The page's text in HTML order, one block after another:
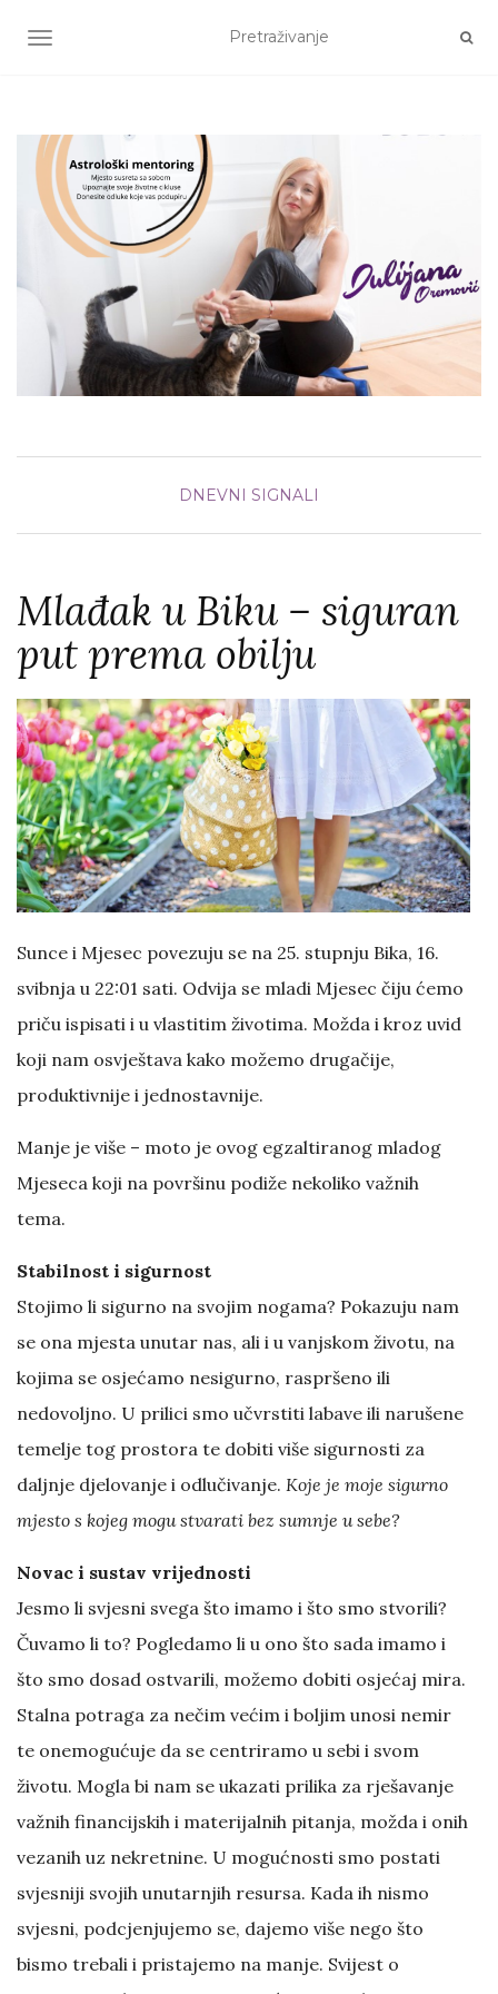
TOGGLE NAVIGATION
DNEVNI SIGNALI
Mlađak u Biku – siguran
put prema obilju
Sunce i Mjesec povezuju se na 25. stupnju Bika, 16.
svibnja u 22:01 sati. Odvija se mladi Mjesec čiju ćemo
priču ispisati i u vlastitim životima. Možda i kroz uvid
koji nam osvještava kako možemo drugačije,
produktivnije i jednostavnije.
Manje je više – moto je ovog egzaltiranog mladog
Mjeseca koji na površinu podiže nekoliko važnih
tema.
Stabilnost i sigurnost
Stojimo li sigurno na svojim nogama? Pokazuju nam
se ona mjesta unutar nas, ali i u vanjskom životu, na
kojima se osjećamo nesigurno, raspršeno ili
nedovoljno. U prilici smo učvrstiti labave ili narušene
temelje tog prostora te dobiti više sigurnosti za
daljnje djelovanje i odlučivanje. Koje je moje sigurno
mjesto s kojeg mogu stvarati bez sumnje u sebe?
Novac i sustav vrijednosti
Jesmo li svjesni svega što imamo i što smo stvorili?
Čuvamo li to? Pogledamo li u ono što sada imamo i
što smo dosad ostvarili, možemo dobiti osjećaj mira.
Stalna potraga za nečim većim i boljim unosi nemir
te onemogućuje da se centriramo u sebi i svom
životu. Mogla bi nam se ukazati prilika za rješavanje
važnih financijskih i materijalnih pitanja, možda i onih
vezanih uz nekretnine. U mogućnosti smo postati
svjesniji svojih unutarnjih resursa. Kada ih nismo
svjesni, podcjenjujemo se, dajemo više nego što
bismo trebali i pristajemo na manje. Svijest o